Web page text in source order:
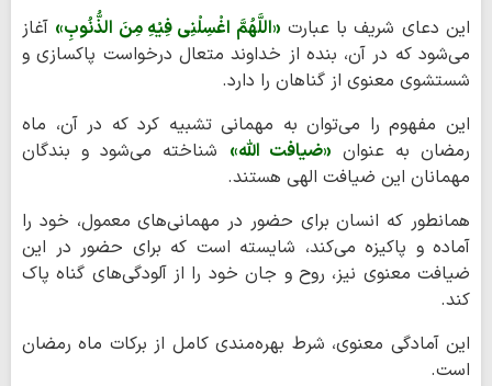
این دعای شریف با عبارت «اللَّهُمَّ اغْسِلْنِی فِیْهِ مِنَ الذُّنُوبِ» آغاز
می‌شود که در آن، بنده از خداوند متعال درخواست پاکسازی و
شستشوی معنوی از گناهان را دارد.
این مفهوم را می‌توان به مهمانی تشبیه کرد که در آن، ماه
رمضان به عنوان «ضیافت الله» شناخته می‌شود و بندگان
مهمانان این ضیافت الهی هستند.
همانطور که انسان برای حضور در مهمانی‌های معمول، خود را
آماده و پاکیزه می‌کند، شایسته است که برای حضور در این
ضیافت معنوی نیز، روح و جان خود را از آلودگی‌های گناه پاک
کند.
این آمادگی معنوی، شرط بهره‌مندی کامل از برکات ماه رمضان
است.